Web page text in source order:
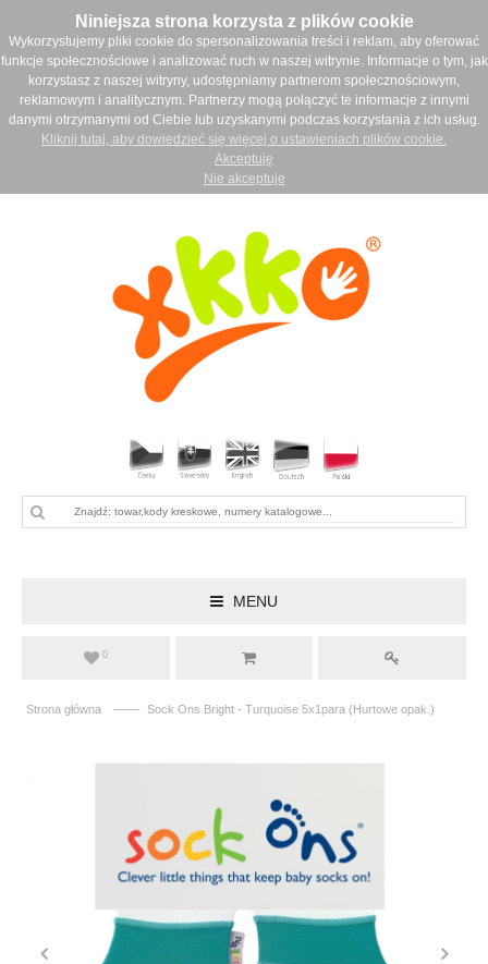
Niniejsza strona korzysta z plików cookie
Wykorzystujemy pliki cookie do spersonalizowania treści i reklam, aby oferować
funkcje społecznościowe i analizować ruch w naszej witrynie. Informacje o tym, jak
korzystasz z naszej witryny, udostępniamy partnerom społecznościowym,
reklamowym i analitycznym. Partnerzy mogą połączyć te informacje z innymi
danymi otrzymanymi od Ciebie lub uzyskanymi podczas korzystania z ich usług.
Kliknij tutaj, aby dowiedzieć się więcej o ustawieniach plików cookie.
Akceptuję
Nie akceptuje
MENU
0
Strona główna —— Sock Ons Bright - Turquoise 5x1para (Hurtowe opak.)